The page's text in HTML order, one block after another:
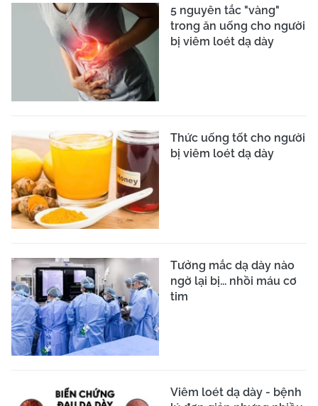
5 nguyên tắc "vàng"
trong ăn uống cho người
bị viêm loét dạ dày
Thức uống tốt cho người
bị viêm loét dạ dày
Tưởng mắc dạ dày nào
ngờ lại bị... nhồi máu cơ
tim
Viêm loét dạ dày - bệnh